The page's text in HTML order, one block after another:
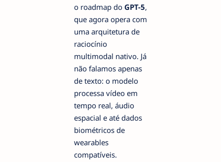
o roadmap do GPT-5,
que agora opera com
uma arquitetura de
raciocínio
multimodal nativo. Já
não falamos apenas
de texto: o modelo
processa vídeo em
tempo real, áudio
espacial e até dados
biométricos de
wearables
compatíveis.